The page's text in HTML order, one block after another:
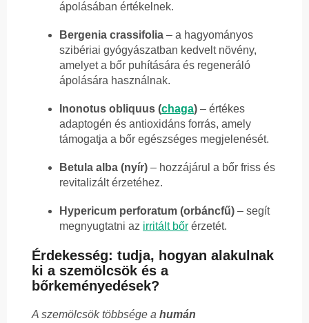
ápolásában értékelnek.
Bergenia crassifolia – a hagyományos
szibériai gyógyászatban kedvelt növény,
amelyet a bőr puhítására és regeneráló
ápolására használnak.
Inonotus obliquus (chaga) – értékes
adaptogén és antioxidáns forrás, amely
támogatja a bőr egészséges megjelenését.
Betula alba (nyír) – hozzájárul a bőr friss és
revitalizált érzetéhez.
Hypericum perforatum (orbáncfű) – segít
megnyugtatni az irritált bőr érzetét.
Érdekesség: tudja, hogyan alakulnak
ki a szemölcsök és a
bőrkeményedések?
A szemölcsök többsége a humán